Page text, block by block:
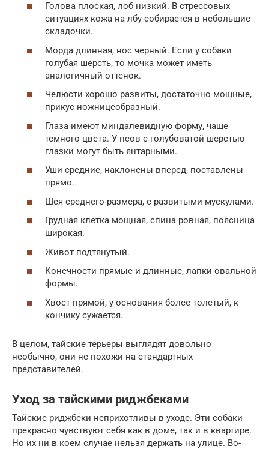
Голова плоская, лоб низкий. В стрессовых
ситуациях кожа на лбу собирается в небольшие
складочки.
Морда длинная, нос черный. Если у собаки
голубая шерсть, то мочка может иметь
аналогичный оттенок.
Челюсти хорошо развиты, достаточно мощные,
прикус ножницеобразный.
Глаза имеют миндалевидную форму, чаще
темного цвета. У псов с голубоватой шерстью
глазки могут быть янтарными.
Уши средние, наклонены вперед, поставлены
прямо.
Шея среднего размера, с развитыми мускулами.
Грудная клетка мощная, спина ровная, поясница
широкая.
Живот подтянутый.
Конечности прямые и длинные, лапки овальной
формы.
Хвост прямой, у основания более толстый, к
кончику сужается.
В целом, тайские терьеры выглядят довольно
необычно, они не похожи на стандартных
представителей.
Уход за тайскими риджбеками
Тайские риджбеки неприхотливы в уходе. Эти собаки
прекрасно чувствуют себя как в доме, так и в квартире.
Но их ни в коем случае нельзя держать на улице. Во-